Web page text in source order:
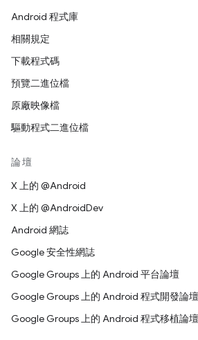
Android 程式庫
相關規定
下載程式碼
預覽二進位檔
原廠映像檔
驅動程式二進位檔
論壇
X 上的 @Android
X 上的 @AndroidDev
Android 網誌
Google 安全性網誌
Google Groups 上的 Android 平台論壇
Google Groups 上的 Android 程式開發論壇
Google Groups 上的 Android 程式移植論壇